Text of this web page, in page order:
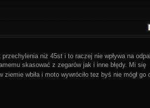
niż 45st i to raczej nie wpływa na
skasować z zegarów jak i inne błędy. Mi się
wbiła i moto wywróciło tez byś nie mógł go